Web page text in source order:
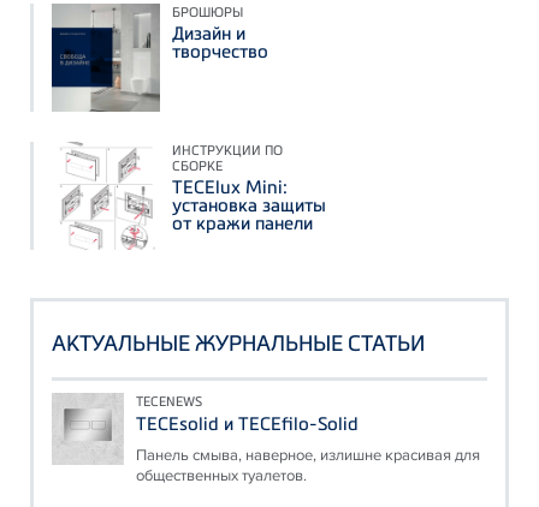
БРОШЮРЫ
Дизайн и
творчество
ИНСТРУКЦИИ ПО
СБОРКЕ
TECElux Mini:
установка защиты
от кражи панели
АКТУАЛЬНЫЕ ЖУРНАЛЬНЫЕ СТАТЬИ
TECENEWS
TECEsolid и TECEfilo-Solid
Панель смыва, наверное, излишне красивая для
общественных туалетов.